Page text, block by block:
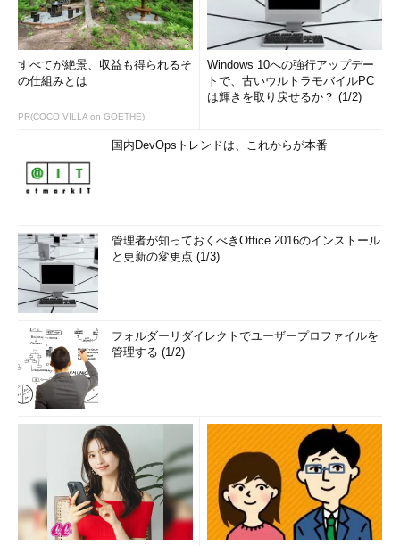
すべてが絶景、収益も得られるそ
の仕組みとは
PR(COCO VILLA on GOETHE)
Windows 10への強行アップデー
トで、古いウルトラモバイルPC
は輝きを取り戻せるか？ (1/2)
国内DevOpsトレンドは、これからが本番
管理者が知っておくべきOffice 2016のインストール
と更新の変更点 (1/3)
フォルダーリダイレクトでユーザープロファイルを
管理する (1/2)